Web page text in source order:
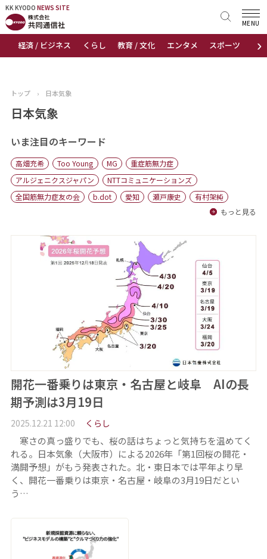
KK KYODO NEWS SITE
›
経済 / ビジネス くらし 教育 / 文化 エンタメ スポーツ 地域
MENU
KK KYODONEWS SITE
トップページ
ニュース
おすすめコンテンツ
出版物
会社概要
トップ › 日本気象
日本気象
いま注目のキーワード
高畑充希 Too Young MG
重症筋無力症
アルジェニクスジャパン
NTTコミュニケーションズ
全国筋無力症友の会
b.dot 愛知 瀬戸康史
有村架純
もっと見る
開花一番乗りは東京・名古屋と岐阜 AIの長
期予測は3月19日
2025.12.21 12:00 くらし
寒さの真っ盛りでも、桜の話はちょっと気持ちを温めてく
れる。日本気象（大阪市）による2026年「第1回桜の開花・
満開予想」がもう発表された。北・東日本では平年より早
く、開花一番乗りは東京・名古屋・岐阜の3月19日だとい
う…